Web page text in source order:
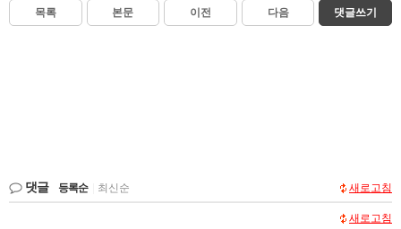
목록 본문 이전 다음 댓글쓰기
댓글 등록순 최신순 새로고침
새로고침